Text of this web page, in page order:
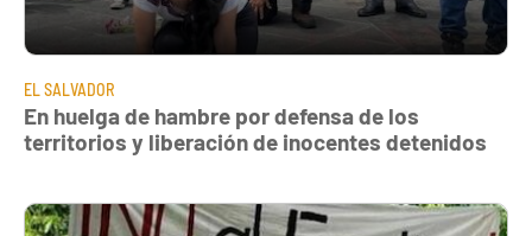
EL SALVADOR
En huelga de hambre por defensa de los
territorios y liberación de inocentes detenidos